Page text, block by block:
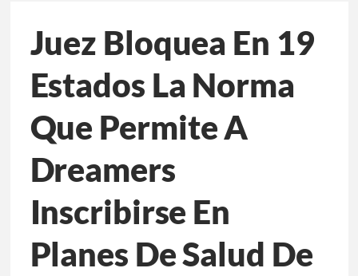
Juez Bloquea En 19
Estados La Norma
Que Permite A
Dreamers
Inscribirse En
Planes De Salud De